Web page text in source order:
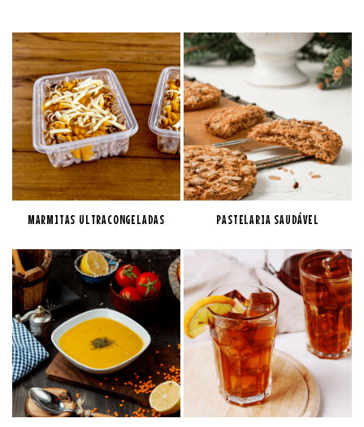
MARMITAS ULTRACONGELADAS PASTELARIA SAUDÁVEL